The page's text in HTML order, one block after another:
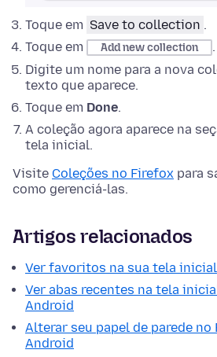
Toque em Save to collection .
Toque em
Add new collection
.
Digite um nome para a nova
texto que aparece.
Toque em Done.
A coleção agora aparece na
tela inicial.
Visite Coleções no Firefox para
como gerenciá-las.
Artigos relacionados
Ver favoritos na sua tela inicial
Ver abas recentes na tela
Android
Alterar seu papel de parede no
Android